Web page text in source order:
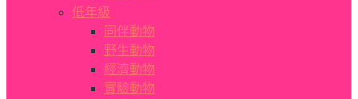
低年級
同伴動物
野生動物
經濟動物
實驗動物